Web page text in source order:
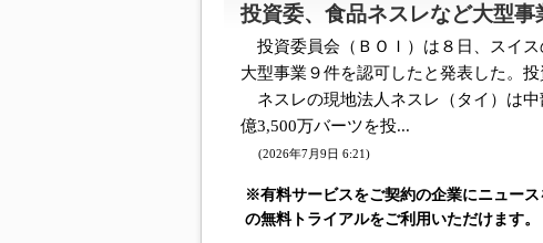
投資委、食品ネスレなど大型事
投資委員会（ＢＯＩ）は８日、スイ
大型事業９件を認可したと発表した。投
ネスレの現地法人ネスレ（タイ）は
億3,500万バーツを投...
(2026年7月9日 6:21)
※有料サービスをご契約の企業にニュー
の無料トライアルをご利用いただけます。